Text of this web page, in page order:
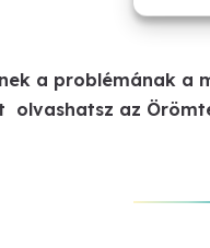
a problémának a
az